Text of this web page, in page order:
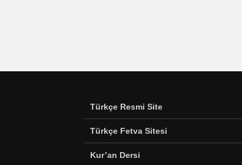
Türkçe Resmi Site
Türkçe Fetva Sitesi
Kur’an Dersi